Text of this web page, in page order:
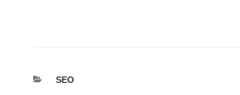
カ
SEO